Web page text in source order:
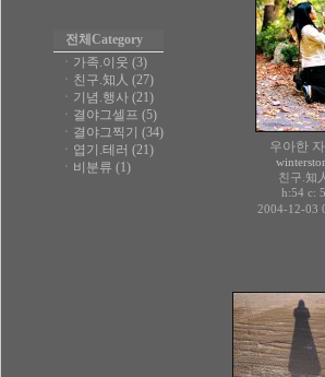
전체 Category
ㆍ 가족.이웃 (3)
ㆍ 친구.知人 (27)
ㆍ 기념.행사 (21)
ㆍ 결야그셀프 (5)
ㆍ 결야그찍기 (34)
ㆍ 엽기.테러 (21)
ㆍ 비분류 (1)
우아한 자
친구.知人
h:54 c: 5
2004-12-03